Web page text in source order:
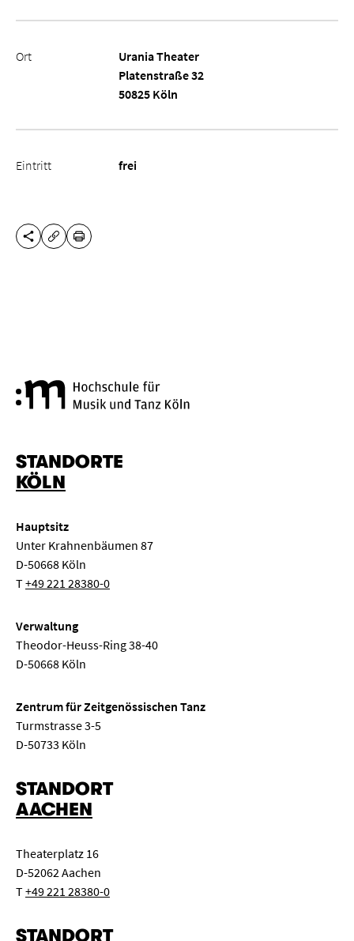
Ort
Urania Theater
Platenstraße 32
50825 Köln
Eintritt frei
DIESE SEITE TEILEN
URL KOPIEREN
DRUCKEN
STANDORTE
KÖLN
Hauptsitz
Unter Krahnenbäumen 87
D-50668 Köln
T+49 221 28380-0
Verwaltung
Theodor-Heuss-Ring 38-40
D-50668 Köln
Zentrum für Zeitgenössischen Tanz
Turmstrasse 3-5
D-50733 Köln
STANDORT
AACHEN
Theaterplatz 16
D-52062 Aachen
T+49 221 28380-0
STANDORT